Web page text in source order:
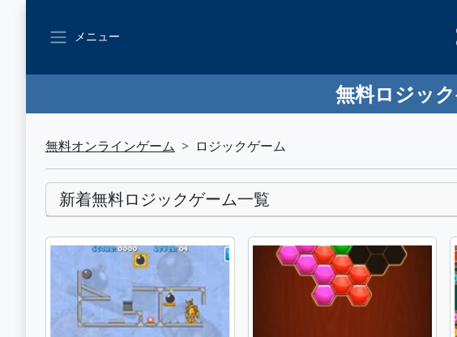
メニュー
無料ロジッ
無料オンラインゲーム ロジックゲーム
新着無料ロジックゲーム一覧